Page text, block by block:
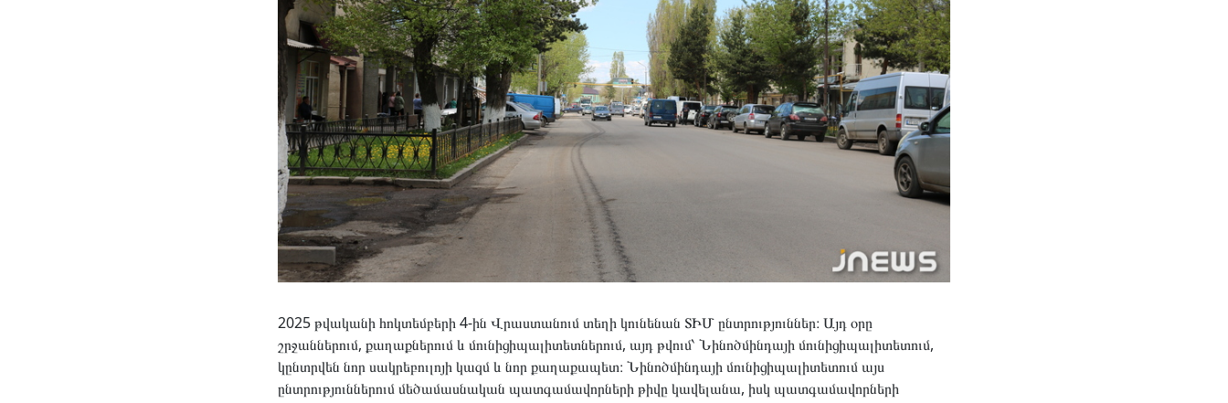
2025 թվականի հոկտեմբերի 4-ին Վրաստանում տեղի կունենան ՏԻՄ ընտրություններ։ Այդ օրը
շրջաններում, քաղաքներում և մունիցիպալիտետներում, այդ թվում՝ Նինոծմինդայի մունիցիպալիտետում,
կընտրվեն նոր սակրեբուլոյի կազմ և նոր քաղաքապետ։ Նինոծմինդայի մունիցիպալիտետում այս
ընտրություններում մեծամասնական պատգամավորների թիվը կավելանա, իսկ պատգամավորների